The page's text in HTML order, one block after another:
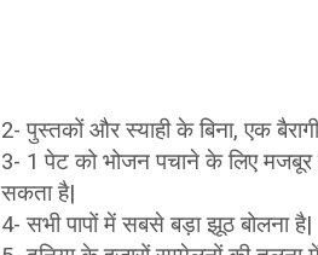
2- पुस्तकों और स्याही के बिना, एक
3- 1 पेट को भोजन पचाने के लिए मजबूर
सकता है|
4- सभी पापों में सबसे बड़ा झूठ बोलना है|